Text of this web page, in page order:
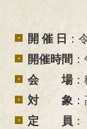
開 催 日 ：
開催時間
会 場：
対 象
定 員